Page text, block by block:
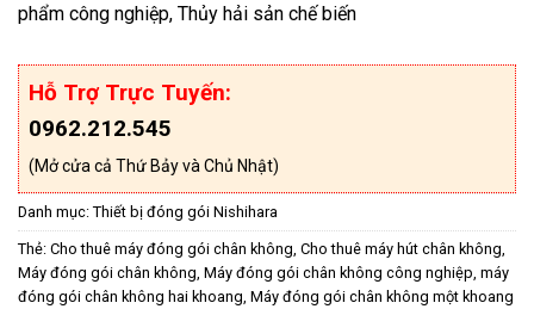
phẩm công nghiệp, Thủy hải sản chế biến
Hỗ Trợ Trực Tuyến:
0962.212.545
(Mở cửa cả Thứ Bảy và Chủ Nhật)
Danh mục: Thiết bị đóng gói Nishihara
Thẻ: Cho thuê máy đóng gói chân không Cho thuê máy hút chân không
Máy đóng gói chân không Máy đóng gói chân không công nghiệp máy
đóng gói chân không hai khoang Máy đóng gói chân không một khoang